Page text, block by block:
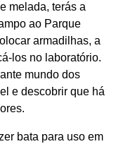
melada, terás a
ao Parque
armadilhas, a
los no laboratório.
mundo dos
e descobrir que há
bata para uso em